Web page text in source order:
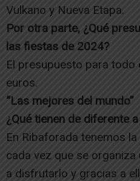
Vulkano y Nueva Etapa.
Por otra parte, ¿Qué
las fiestas de 2024?
El presupuesto para
euros.
“Las mejores del mundo”
¿Qué tienen de diferente
En Ribaforada tenemos
cada vez que se organiza
a disfrutarlo y gracias a